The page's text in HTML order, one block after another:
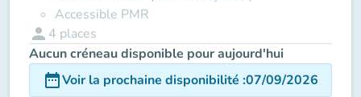
Accessible PMR
person 4 places
Aucun créneau disponible pour aujourd'hui
date_rangeVoir la prochaine disponibilité :07/09/2026